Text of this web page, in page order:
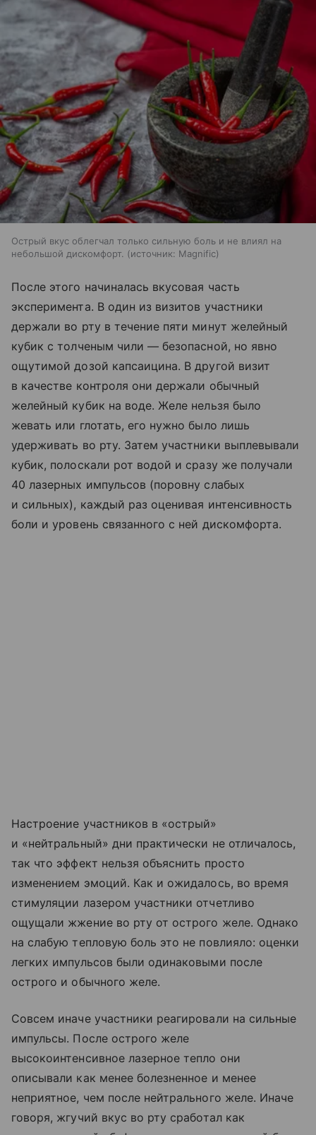
Острый вкус облегчал только сильную боль и не влиял на
небольшой дискомфорт.
источник: Magnific
После этого начиналась вкусовая часть
эксперимента. В один из визитов участники
держали во рту в течение пяти минут желейный
кубик с толченым чили — безопасной, но явно
ощутимой дозой капсаицина. В другой визит
в качестве контроля они держали обычный
желейный кубик на воде. Желе нельзя было
жевать или глотать, его нужно было лишь
удерживать во рту. Затем участники выплевывали
кубик, полоскали рот водой и сразу же получали
40 лазерных импульсов (поровну слабых
и сильных), каждый раз оценивая интенсивность
боли и уровень связанного с ней дискомфорта.
Настроение участников в «острый»
и «нейтральный» дни практически не отличалось,
так что эффект нельзя объяснить просто
изменением эмоций. Как и ожидалось, во время
стимуляции лазером участники отчетливо
ощущали жжение во рту от острого желе. Однако
на слабую тепловую боль это не повлияло: оценки
легких импульсов были одинаковыми после
острого и обычного желе.
Совсем иначе участники реагировали на сильные
импульсы. После острого желе
высокоинтенсивное лазерное тепло они
описывали как менее болезненное и менее
неприятное, чем после нейтрального желе. Иначе
говоря, жгучий вкус во рту сработал как